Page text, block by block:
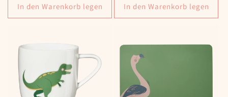
In den Warenkorb legen In den Warenkorb legen